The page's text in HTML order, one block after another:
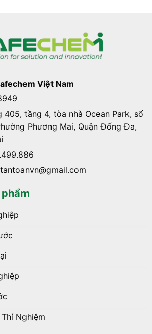
Việt Nam
tầng 4, tòa nhà Ocean Park, số
Phương Mai, Quận Đống Đa,
Nghiệm